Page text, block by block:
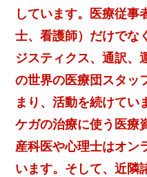
しています。医療従事
士、看護師）だけでな
ジスティクス、通訳、
の世界の医療団スタッ
まり、活動を続けてい
ケガの治療に使う医療
産科医や心理士はオン
います。そして、近隣